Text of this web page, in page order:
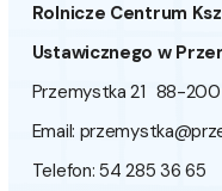
Rolnicze Centrum
Ustawicznego w
Przemystka 21 88-200
Email:
Telefon: 54 285 36 65